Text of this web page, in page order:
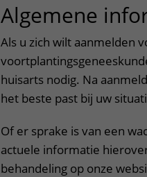
Algemene
Als u zich wilt aanmelden
huisarts nodig. Na
het beste past bij uw
Of er sprake is van een
actuele informatie
behandeling op onze